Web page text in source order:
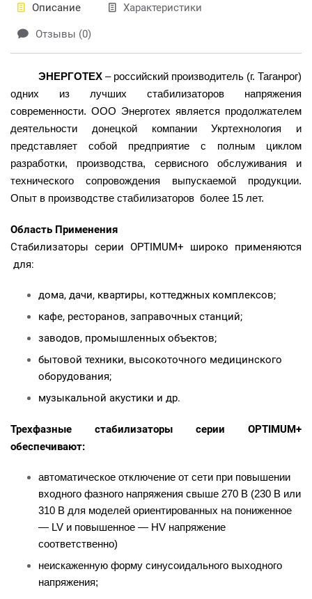
Описание Характеристики
Отзывы (0)
ЭНЕРГОТЕХ – российский производитель (г. Таганрог)
одних из лучших стабилизаторов напряжения
современности. ООО Энерготех является продолжателем
деятельности донецкой компании Укртехнология и
представляет собой предприятие с полным циклом
разработки, производства, сервисного обслуживания и
технического сопровождения выпускаемой продукции.
Опыт в производстве стабилизаторов более 15 лет.
Область Применения
Стабилизаторы серии OPTIMUM+ широко применяются
для:
дома, дачи, квартиры, коттеджных комплексов;
кафе, ресторанов, заправочных станций;
заводов, промышленных объектов;
бытовой техники, высокоточного медицинского
оборудования;
музыкальной акустики и др.
Трехфазные стабилизаторы серии OPTIMUM+
обеспечивают:
автоматическое отключение от сети при повышении
входного фазного напряжения свыше 270 В (230 В или
310 В для моделей ориентированных на пониженное
— LV и повышенное — HV напряжение
соответственно)
неискаженную форму синусоидального выходного
напряжения;